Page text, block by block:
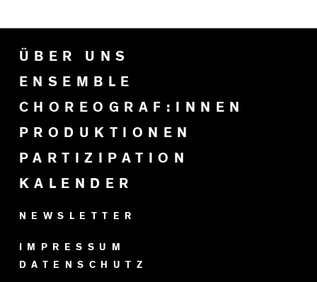
ÜBER UNS
ENSEMBLE
CHOREOGRAF:INNEN
PRODUKTIONEN
PARTIZIPATION
KALENDER
NEWSLETTER
IMPRESSUM
DATENSCHUTZ